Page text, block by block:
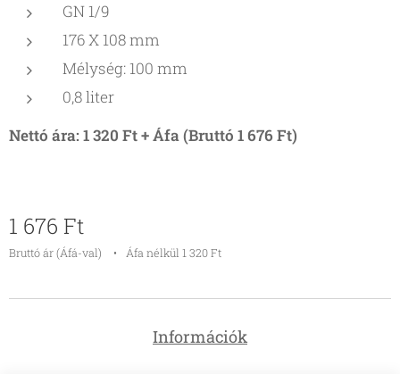
GN 1/9
176 X 108 mm
Mélység: 100 mm
0,8 liter
Nettó ára: 1 320 Ft + Áfa (Bruttó 1 676 Ft)
1 676 Ft
Bruttó ár (Áfá-val) Áfa nélkül 1 320 Ft
Információk